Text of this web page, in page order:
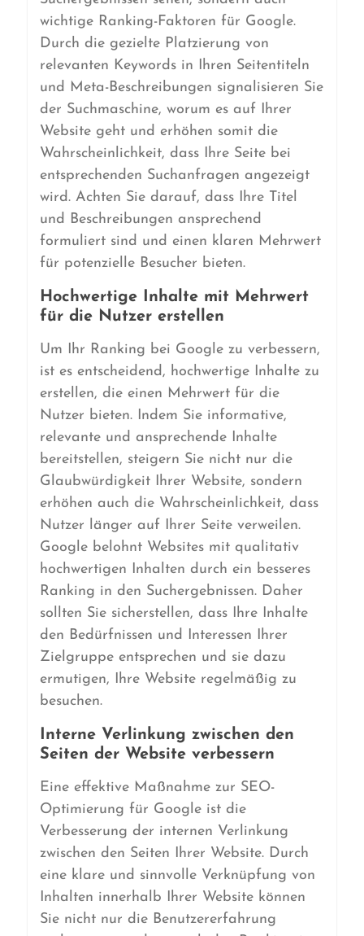
wichtige Ranking-Faktoren für Google.
Durch die gezielte Platzierung von
relevanten Keywords in Ihren Seitentiteln
und Meta-Beschreibungen signalisieren Sie
der Suchmaschine, worum es auf Ihrer
Website geht und erhöhen somit die
Wahrscheinlichkeit, dass Ihre Seite bei
entsprechenden Suchanfragen angezeigt
wird. Achten Sie darauf, dass Ihre Titel
und Beschreibungen ansprechend
formuliert sind und einen klaren Mehrwert
für potenzielle Besucher bieten.
Hochwertige Inhalte mit Mehrwert
für die Nutzer erstellen
Um Ihr Ranking bei Google zu verbessern,
ist es entscheidend, hochwertige Inhalte zu
erstellen, die einen Mehrwert für die
Nutzer bieten. Indem Sie informative,
relevante und ansprechende Inhalte
bereitstellen, steigern Sie nicht nur die
Glaubwürdigkeit Ihrer Website, sondern
erhöhen auch die Wahrscheinlichkeit, dass
Nutzer länger auf Ihrer Seite verweilen.
Google belohnt Websites mit qualitativ
hochwertigen Inhalten durch ein besseres
Ranking in den Suchergebnissen. Daher
sollten Sie sicherstellen, dass Ihre Inhalte
den Bedürfnissen und Interessen Ihrer
Zielgruppe entsprechen und sie dazu
ermutigen, Ihre Website regelmäßig zu
besuchen.
Interne Verlinkung zwischen den
Seiten der Website verbessern
Eine effektive Maßnahme zur SEO-
Optimierung für Google ist die
Verbesserung der internen Verlinkung
zwischen den Seiten Ihrer Website. Durch
eine klare und sinnvolle Verknüpfung von
Inhalten innerhalb Ihrer Website können
Sie nicht nur die Benutzererfahrung